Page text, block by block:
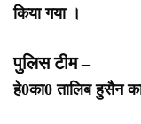
किया गया ।
पुलिस टीम –
हे0का0 तालिब हुसैन